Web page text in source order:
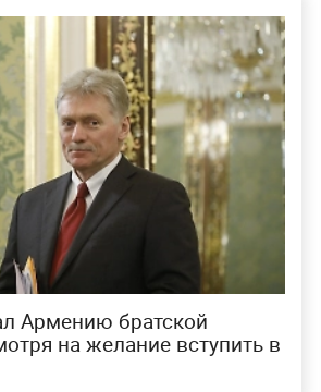
Армению братской
на желание вступить в